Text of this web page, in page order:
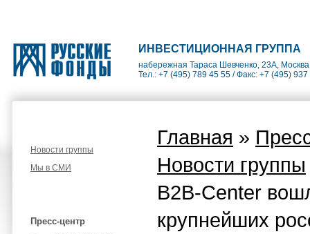
ИНВЕСТИЦИОННАЯ ГРУППА
набережная Тараса Шевченко, 23А,
Тел.: +7 (495) 789 45 55 / Факс: +7 (495)
Новости группы
Мы в СМИ
Пресс-центр
Главная »
Новости группы
B2B-Center
крупнейших